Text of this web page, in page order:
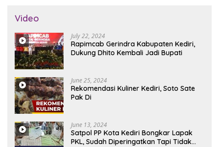
Video
July 22, 2024
Rapimcab Gerindra Kabupaten Kediri,
Dukung Dhito Kembali Jadi Bupati
June 25, 2024
Rekomendasi Kuliner Kediri, Soto Sate
Pak Di
June 13, 2024
Satpol PP Kota Kediri Bongkar Lapak
PKL, Sudah Diperingatkan Tapi Tidak